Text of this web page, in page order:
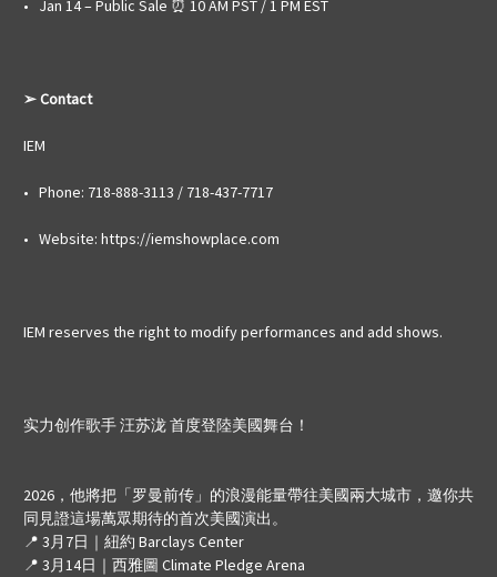
• Jan 14 – Public Sale ⏰ 10 AM PST / 1 PM EST
➢ Contact
IEM
• Phone: 718-888-3113 / 718-437-7717
• Website: https://iemshowplace.com
IEM reserves the right to modify performances and add shows.
实力创作歌手 汪苏泷 首度登陸美國舞台！
2026，他將把「罗曼前传」的浪漫能量帶往美國兩大城市，邀你共
同見證這場萬眾期待的首次美國演出。
📍 3月7日｜紐約 Barclays Center
📍 3月14日｜西雅圖 Climate Pledge Arena